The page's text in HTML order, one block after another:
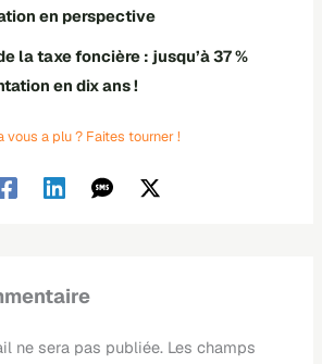
en perspective
la taxe foncière : jusqu’à 37 %
en dix ans !
vous a plu ? Faites tourner !
ne sera pas publiée. Les champs